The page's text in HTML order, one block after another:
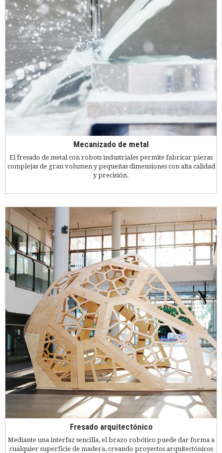
Mecanizado de metal
El fresado de metal con robots industriales permite fabricar piezas
complejas de gran volumen y pequeñas dimensiones con alta calidad
y precisión.
Fresado arquitectónico
Mediante una interfaz sencilla, el brazo robótico puede dar forma a
cualquier superficie de madera, creando proyectos arquitectónicos